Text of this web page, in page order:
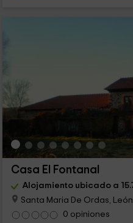
Casa El Fontanal
Alojamiento ubicado a
Santa Maria De Ordas, León
0 opiniones